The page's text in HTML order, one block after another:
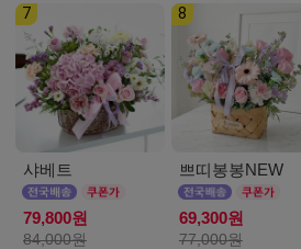
샤베트
79,800원
84,000원
7
쁘띠봉봉NEW
69,300원
77,000원
8